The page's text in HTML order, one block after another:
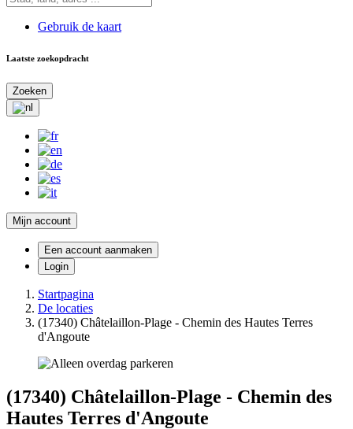
Gebruik de kaart
Laatste zoekopdracht
Zoeken
Mijn account
Een account aanmaken
Login
Startpagina
De locaties
(17340) Châtelaillon-Plage - Chemin des Hautes Terres
d'Angoute
(17340) Châtelaillon-Plage - Chemin des
Hautes Terres d'Angoute